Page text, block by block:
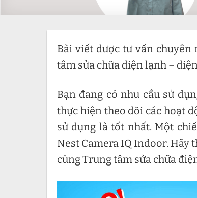
Bài viết được tư vấn chuyên
tâm sửa chữa điện lạnh –
Bạn đang có nhu cầu sử
thực hiện theo dõi các hoạt
sử dụng là tốt nhất. Một
Nest Camera IQ Indoor. Hãy
cùng Trung tâm sửa chữa